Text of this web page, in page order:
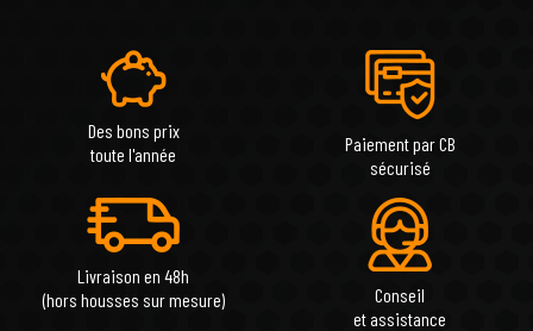
Des bons prix
toute l'année
Paiement par CB
sécurisé
Livraison en 48h
(hors housses sur mesure)
Conseil
et assistance